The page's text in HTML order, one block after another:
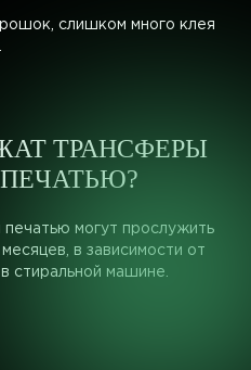
слишком много клея
ТРАНСФЕРЫ
могут прослужить
в зависимости от
стиральной машине.